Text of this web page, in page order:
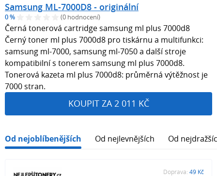
Samsung ML-7000D8 - originální
0 % (0 hodnocení)
Černá tonerová cartridge samsung ml plus 7000d8
Černý toner ml plus 7000d8 pro tiskárnu a multifunkci:
samsung ml-7000, samsung ml-7050 a další stroje
kompatibilní s tonerem samsung ml plus 7000d8.
Tonerová kazeta ml plus 7000d8: průměrná výtěžnost je
7000 stran.
KOUPIT ZA 2 011 KČ
Od nejoblíbenějších Od nejlevnějších Od
Doprava: 49 Kč